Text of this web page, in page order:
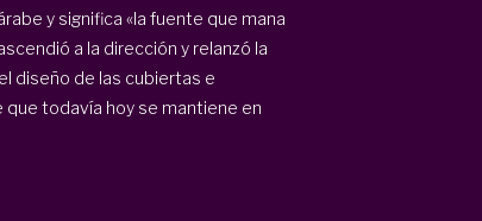
y significa «la fuente que mana
a la dirección y relanzó la
diseño de las cubiertas e
que todavía hoy se mantiene en